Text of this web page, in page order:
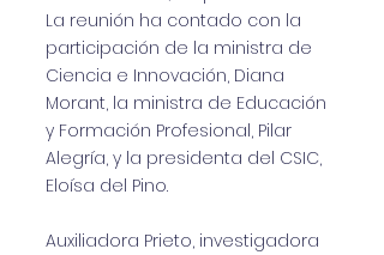
La reunión ha contado con la
participación de la ministra de
Ciencia e Innovación, Diana
Morant, la ministra de Educación
y Formación Profesional, Pilar
Alegría, y la presidenta del CSIC,
Eloísa del Pino.
Auxiliadora Prieto, investigadora